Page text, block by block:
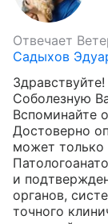
Отвечает
Садыхов
Здравствуйте!
Соболезную
Вспоминайте
Достоверно
может только
и
органов,
точного